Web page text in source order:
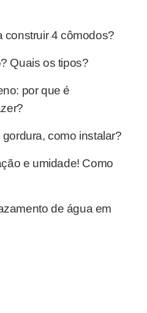
construir 4 cômodos?
Quais os tipos?
por que é
como instalar?
e umidade! Como
de água em